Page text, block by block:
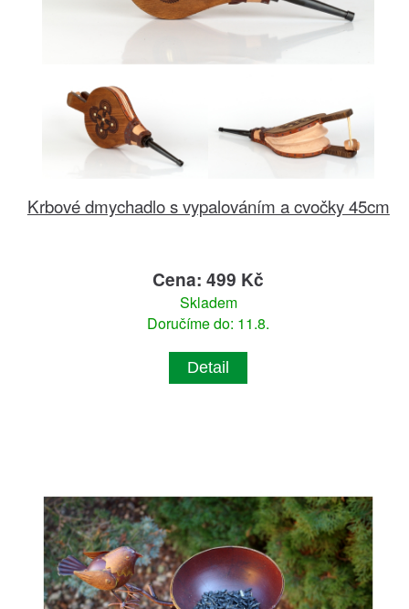
Krbové dmychadlo s vypalováním a cvočky 45cm
Cena: 499 Kč
Skladem
Doručíme do: 11.8.
Detail